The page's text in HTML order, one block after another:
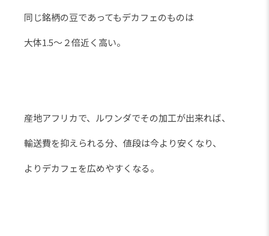
同じ銘柄の豆であってもデカフェのものは
大体1.5～２倍近く高い。
産地アフリカで、ルワンダでその加工が出来れば、
輸送費を抑えられる分、値段は今より安くなり、
よりデカフェを広めやすくなる。